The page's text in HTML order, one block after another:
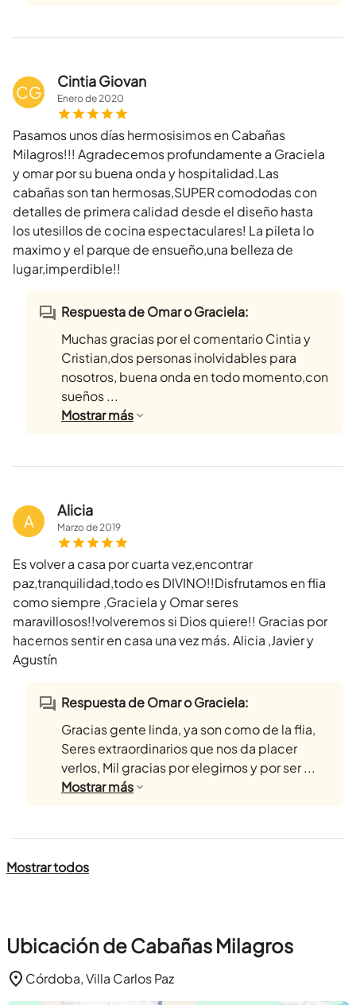
CG
Cintia Giovan
Enerode2020
Pasamos unos días hermosisimos en Cabañas
Milagros!!! Agradecemos profundamente a Graciela
y omar por su buena onda y hospitalidad.Las
cabañas son tan hermosas,SUPER comododas con
detalles de primera calidad desde el diseño hasta
los utesillos de cocina espectaculares! La pileta lo
maximo y el parque de ensueño,una belleza de
lugar,imperdible!!
Respuesta de Omar o Graciela:
Muchas gracias por el comentario Cintia y
Cristian,dos personas inolvidables para
nosotros, buena onda en todo momento,con
sueños ...
Mostrarmás
A
Alicia
Marzode2019
Es volver a casa por cuarta vez,encontrar
paz,tranquilidad,todo es DIVINO!!Disfrutamos en flia
como siempre ,Graciela y Omar seres
maravillosos!!volveremos si Dios quiere!! Gracias por
hacernos sentir en casa una vez más. Alicia ,Javier y
Agustín
Respuesta de Omar o Graciela:
Gracias gente linda, ya son como de la flia,
Seres extraordinarios que nos da placer
verlos, Mil gracias por elegirnos y por ser ...
Mostrarmás
Mostrar todos
Ubicación de Cabañas Milagros
Córdoba, Villa Carlos Paz